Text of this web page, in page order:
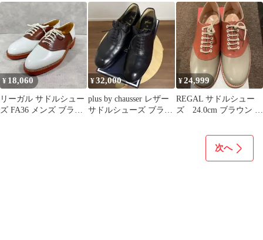
ズ オフホワイト×ワイ
ンレッド
24.5cm プレーントゥ
ーズL27-27.5㎝
¥ 18,060
リーガル サドルシュー
ズ FA36 メンズ ブラウ
¥32,000
plus by chausser レザー
サドルシューズ ブラッ
¥24,999
REGAL サドルシュー
ズ 24.0cm ブラウン カ
次へ